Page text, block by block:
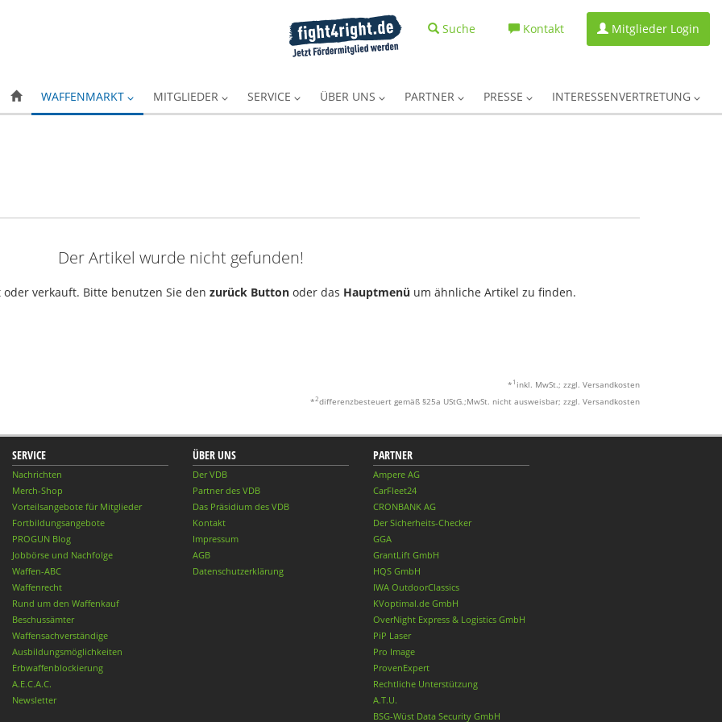
Suche Kontakt Mitglieder Login
WAFFENMARKT MITGLIEDER SERVICE ÜBER UNS PARTNER PRESSE INTERESSENVERTRETUNG
Der Artikel wurde nicht gefunden!
verkauft. Bitte benutzen Sie den zurück Button oder das Hauptmenü um ähnliche Artikel zu finden.
* 1 inkl. MwSt.; zzgl. Versandkosten
*2differenzbesteuert gemäß §25a UStG.;MwSt. nicht ausweisbar; zzgl. Versandkosten
SERVICE
Nachrichten
Merch-Shop
Vorteilsangebote für Mitglieder
Fortbildungsangebote
PROGUN Blog
Jobbörse und Nachfolge
Waffen-ABC
Waffenrecht
Rund um den Waffenkauf
Beschussämter
Waffensachverständige
Ausbildungsmöglichkeiten
Erbwaffenblockierung
A.E.C.A.C.
Newsletter
ÜBER UNS
Der VDB
Partner des VDB
Das Präsidium des VDB
Kontakt
Impressum
AGB
Datenschutzerklärung
PARTNER
Ampere AG
CarFleet24
CRONBANK AG
Der Sicherheits-Checker
GGA
GrantLift GmbH
HQS GmbH
IWA OutdoorClassics
KVoptimal.de GmbH
OverNight Express & Logistics GmbH
PiP Laser
Pro Image
ProvenExpert
Rechtliche Unterstützung
A.T.U.
BSG-Wüst Data Security GmbH